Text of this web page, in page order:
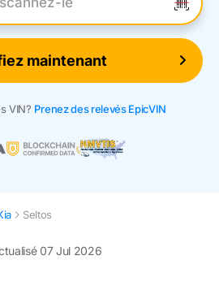
maintenant
VIN? Prenez des relevés EpicVIN
Seltos
07 Jul 2026